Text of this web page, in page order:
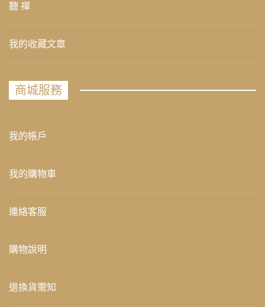
聽 禪
我的收藏文章
商城服務
我的帳戶
我的購物車
連絡客服
購物說明
退換貨需知